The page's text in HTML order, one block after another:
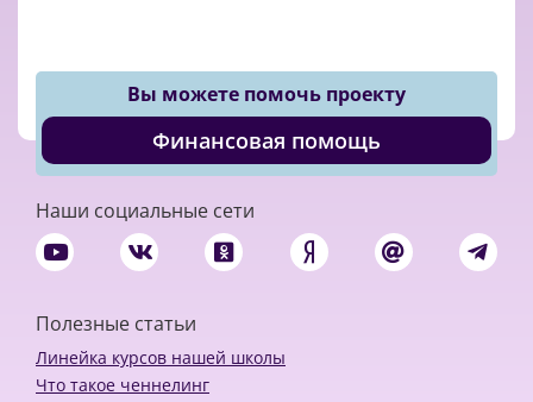
Вы можете помочь проекту
Финансовая помощь
Наши социальные сети
Полезные статьи
Линейка курсов нашей школы
Что такое ченнелинг